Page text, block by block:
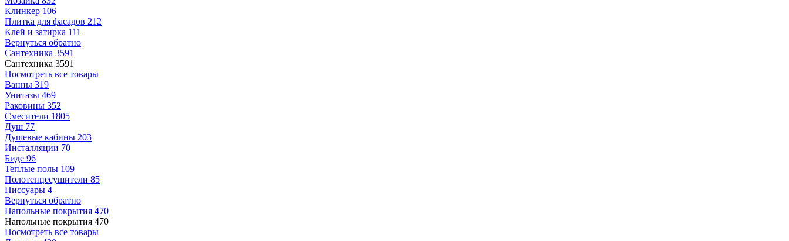
Клинкер 106
Плитка для фасадов 212
Клей и затирка 111
Вернуться обратно
Сантехника 3591
Сантехника 3591
Посмотреть все товары
Ванны 319
Унитазы 469
Раковины 352
Смесители 1805
Душ 77
Душевые кабины 203
Инсталляции 70
Биде 96
Теплые полы 109
Полотенцесушители 85
Писсуары 4
Вернуться обратно
Напольные покрытия 470
Напольные покрытия 470
Посмотреть все товары